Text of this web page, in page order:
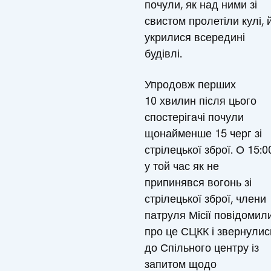
почули, як над ними зі
свистом пролетіли кулі,
укрилися всередині
будівлі.
Упродовж перших
10 хвилин після цього
спостерігачі почули
щонайменше 15 черг зі
стрілецької зброї. О
у той час як не
припинявся вогонь зі
стрілецької зброї, члени
патруля Місії
про це СЦКК і
до Спільного центру із
запитом щодо